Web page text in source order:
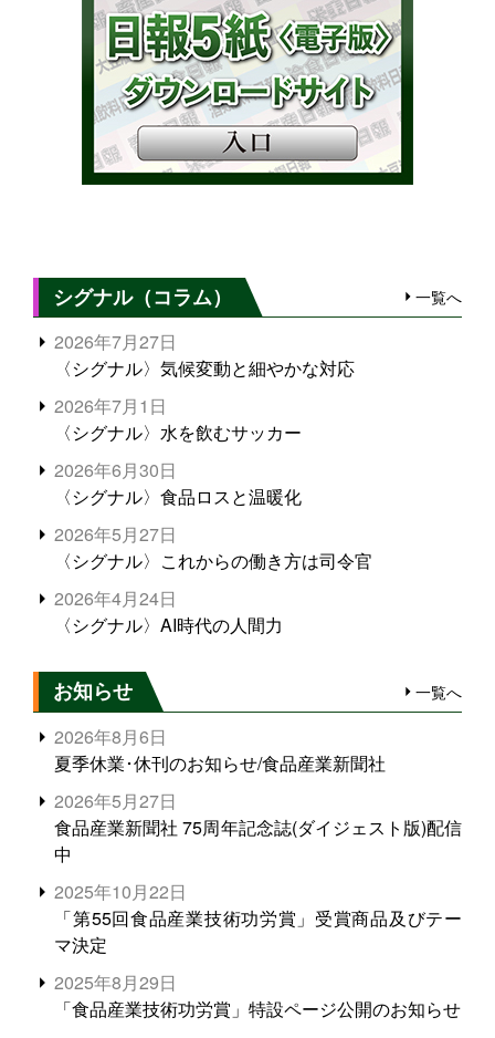
シグナル（コラム） 一覧へ
2026年7月27日
〈シグナル〉気候変動と細やかな対応
2026年7月1日
〈シグナル〉水を飲むサッカー
2026年6月30日
〈シグナル〉食品ロスと温暖化
2026年5月27日
〈シグナル〉これからの働き方は司令官
2026年4月24日
〈シグナル〉AI時代の人間力
お知らせ 一覧へ
2026年8月6日
夏季休業･休刊のお知らせ/食品産業新聞社
2026年5月27日
食品産業新聞社 75周年記念誌(ダイジェスト版)配信
中
2025年10月22日
「第55回食品産業技術功労賞」受賞商品及びテー
マ決定
2025年8月29日
「食品産業技術功労賞」特設ページ公開のお知らせ